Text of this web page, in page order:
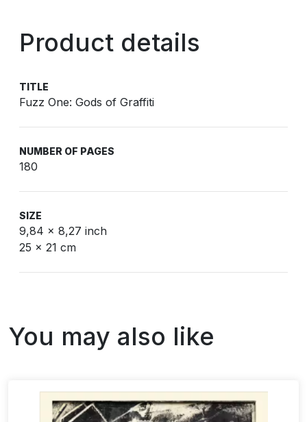
Product details
TITLE
Fuzz One: Gods of Graffiti
NUMBER OF PAGES
180
SIZE
9,84 x 8,27 inch
25 x 21 cm
You may also like